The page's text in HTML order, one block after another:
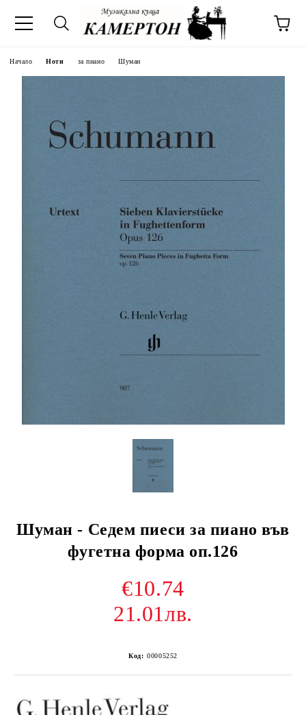
Начало Ноти за пиано Шуман
Шуман - Седем пиеси за пиано във
фугетна форма оп.126
€10.74
21.01лв.
Код: 00005252